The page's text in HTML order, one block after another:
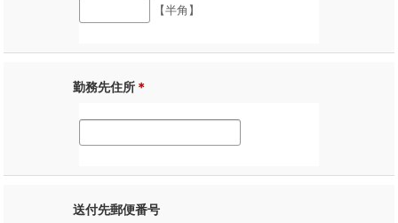
【半角】
勤務先住所＊
送付先郵便番号